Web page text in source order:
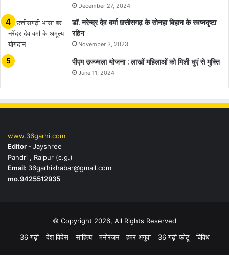
December 27, 2024
डॉ. नरेन्द्र देव वर्मा छत्तीसगढ़ के सोनहा बिहान के स्वप्नदृष्टा
रहिन
November 3, 2023
पीएम उज्ज्वला योजना : लाखों महिलाओं को मिली धुएं से मुक्ति
June 11, 2024
www.36garhi.com
Editor -Jayshree
Pandri , Raipur (c.g.)
Email: 36garhikhabar@gmail.com
mo.9425512935
© Copyright 2026, All Rights Reserved
36 गढ़ी
देश विदेस साहित्य मनोरंजन हमर अगुवा 36 गढ़ी फोटू विविध